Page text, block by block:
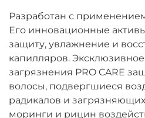
Разработан с
Его инновационные
защиту, увлажнение и
капилляров.
загрязнения PRO CARE
волосы, подвергшиеся
радикалов и
моринги и рицин